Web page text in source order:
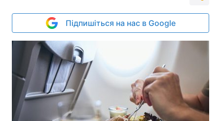
Підпишіться на нас в Google